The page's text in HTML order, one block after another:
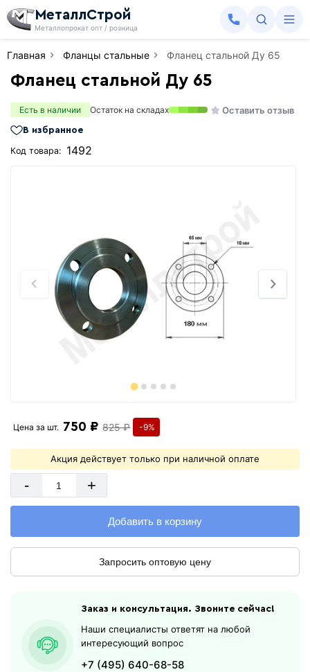
МеталлСтрой
Металлопрокат опт / розница
Главная Фланцы стальные Фланец стальной Ду 65
Фланец стальной Ду 65
Есть в наличии Остаток на складах Оставить отзыв
В избранное
Код товара: 1492
Цена за шт. 750 ₽ 825 ₽ -9%
Акция действует только при наличной оплате
- +
Добавить в корзину
Запросить оптовую цену
Заказ и консультация. Звоните сейчас!
Наши специалисты ответят на любой
интересующий вопрос
+7 (495) 640-68-58